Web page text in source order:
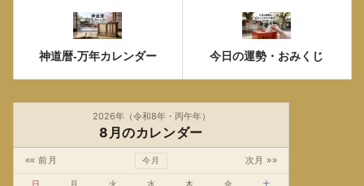
神道暦-万年カレンダー 今日の運勢・おみくじ